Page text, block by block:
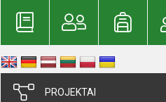
PROJEKTAI